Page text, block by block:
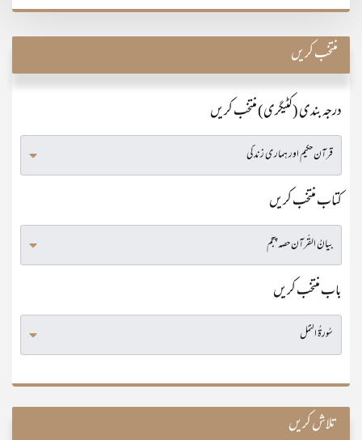
منتخب کریں
درجہ بندی (کٹیگری) منتخب کریں
کتاب منتخب کریں
باب منتخب کریں
تلاش کریں